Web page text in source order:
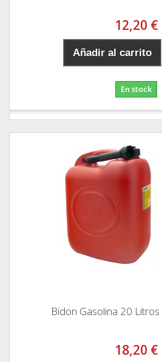
12,20 €
Añadir al carrito
En stock
Bidon Gasolina 20
18,20 €